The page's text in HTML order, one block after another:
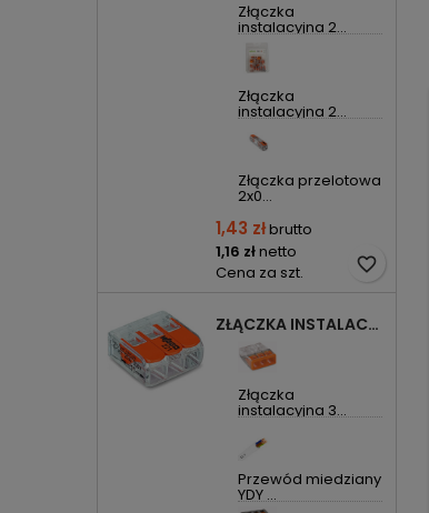
Złączka
instalacyjna 2...
Złączka
instalacyjna 2...
Złączka przelotowa
2x0...
1,43 złbrutto
1,16 złnetto
Cena za szt.
favorite_border
ZŁĄCZKA INSTALACYJNA 3X UNIWERSALNA COMPACT 221-413 WAGO
Złączka
instalacyjna 3...
Przewód miedziany
YDY ...